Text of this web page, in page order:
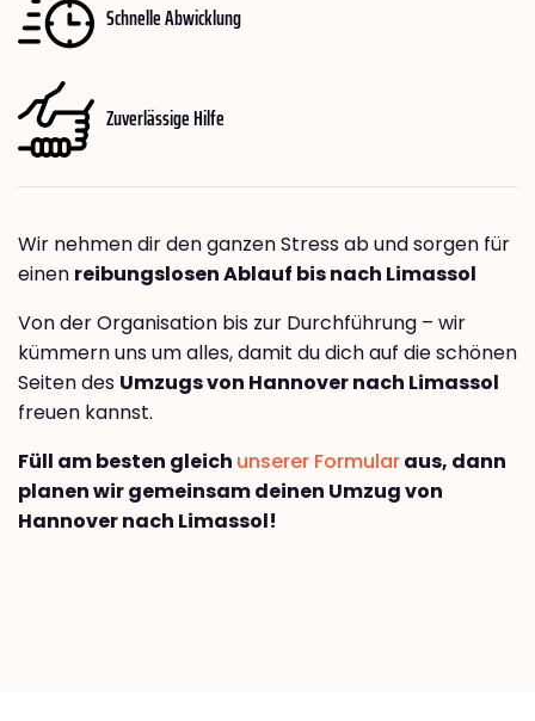
Schnelle Abwicklung
Zuverlässige Hilfe
Wir nehmen dir den ganzen Stress ab und sorgen für
einen reibungslosen Ablauf bis nach Limassol
Von der Organisation bis zur Durchführung – wir
kümmern uns um alles, damit du dich auf die schönen
Seiten des Umzugs von Hannover nach Limassol
freuen kannst.
Füll am besten gleich unserer Formularaus, dann
planen wir gemeinsam deinen Umzug von
Hannover nach Limassol!